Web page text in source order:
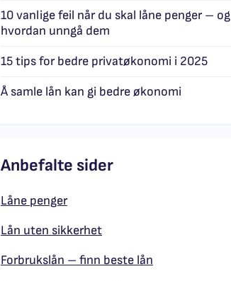
10 vanlige feil når du skal låne penger – og
hvordan unngå dem
15 tips for bedre privatøkonomi i 2025
Å samle lån kan gi bedre økonomi
Anbefalte sider
Låne penger
Lån uten sikkerhet
Forbrukslån – finn beste lån